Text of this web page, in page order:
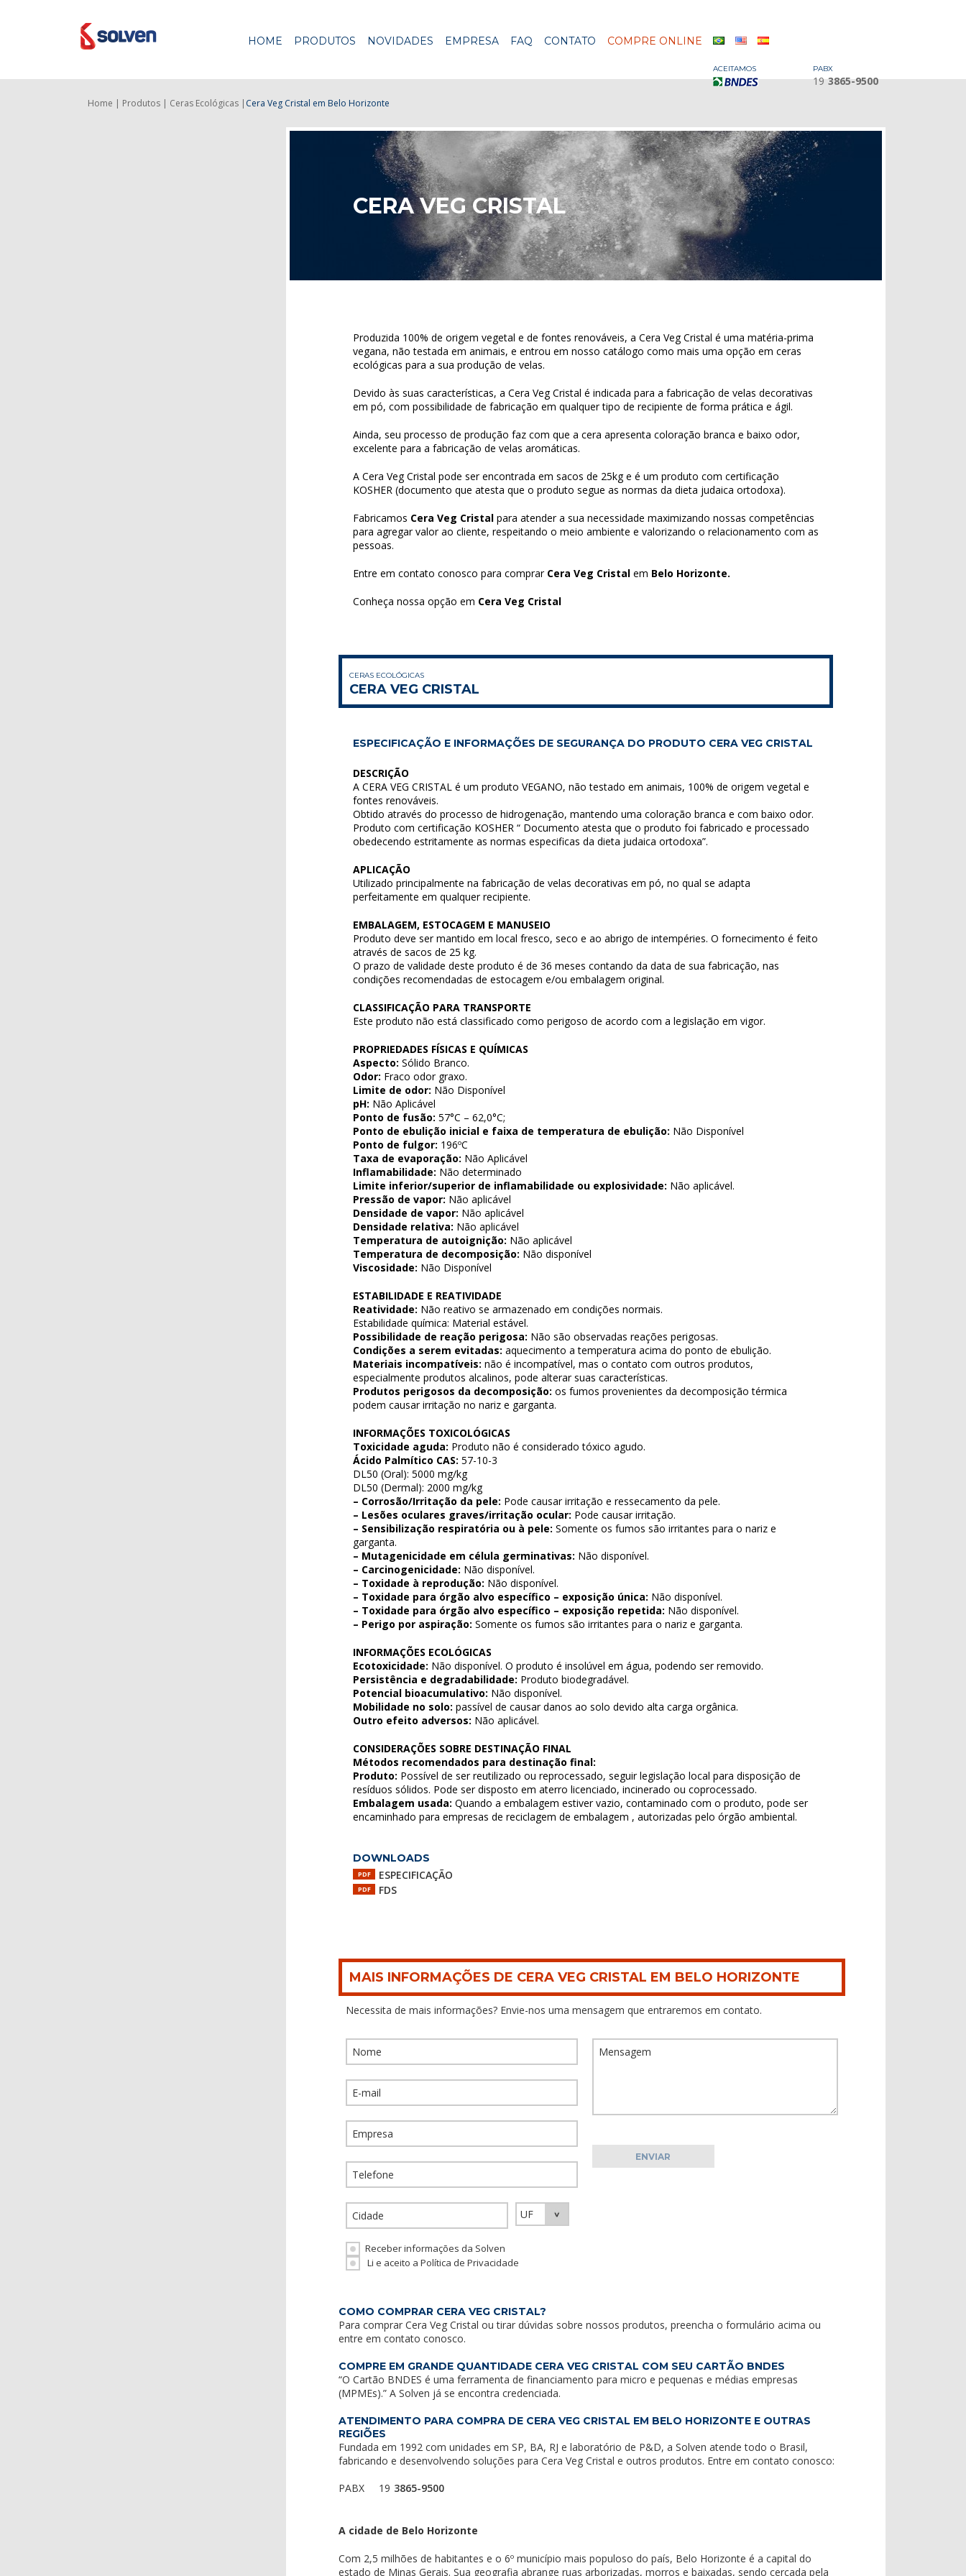
HOME PRODUTOS NOVIDADES EMPRESA FAQ CONTATO COMPRE ONLINE
ACEITAMOS PABX
19 3865-9500
Home | Produtos | Ceras Ecológicas | Cera Veg Cristal em Belo Horizonte
CERA VEG CRISTAL
Produzida 100% de origem vegetal e de fontes renováveis, a Cera Veg Cristal é uma matéria-prima
vegana, não testada em animais, e entrou em nosso catálogo como mais uma opção em ceras
ecológicas para a sua produção de velas.
Devido às suas características, a Cera Veg Cristal é indicada para a fabricação de velas decorativas
em pó, com possibilidade de fabricação em qualquer tipo de recipiente de forma prática e ágil.
Ainda, seu processo de produção faz com que a cera apresenta coloração branca e baixo odor,
excelente para a fabricação de velas aromáticas.
A Cera Veg Cristal pode ser encontrada em sacos de 25kg e é um produto com certificação
KOSHER (documento que atesta que o produto segue as normas da dieta judaica ortodoxa).
Fabricamos Cera Veg Cristal para atender a sua necessidade maximizando nossas competências
para agregar valor ao cliente, respeitando o meio ambiente e valorizando o relacionamento com as
pessoas.
Entre em contato conosco para comprar Cera Veg Cristal em Belo Horizonte.
Conheça nossa opção em Cera Veg Cristal
CERAS ECOLÓGICAS
CERA VEG CRISTAL
ESPECIFICAÇÃO E INFORMAÇÕES DE SEGURANÇA DO PRODUTO CERA VEG CRISTAL
DESCRIÇÃO
A CERA VEG CRISTAL é um produto VEGANO, não testado em animais, 100% de origem vegetal e
fontes renováveis.
Obtido através do processo de hidrogenação, mantendo uma coloração branca e com baixo odor.
Produto com certificação KOSHER “ Documento atesta que o produto foi fabricado e processado
obedecendo estritamente as normas especificas da dieta judaica ortodoxa”.
APLICAÇÃO
Utilizado principalmente na fabricação de velas decorativas em pó, no qual se adapta
perfeitamente em qualquer recipiente.
EMBALAGEM, ESTOCAGEM E MANUSEIO
Produto deve ser mantido em local fresco, seco e ao abrigo de intempéries. O fornecimento é feito
através de sacos de 25 kg.
O prazo de validade deste produto é de 36 meses contando da data de sua fabricação, nas
condições recomendadas de estocagem e/ou embalagem original.
CLASSIFICAÇÃO PARA TRANSPORTE
Este produto não está classificado como perigoso de acordo com a legislação em vigor.
PROPRIEDADES FÍSICAS E QUÍMICAS
Aspecto: Sólido Branco.
Odor: Fraco odor graxo.
Limite de odor: Não Disponível
pH: Não Aplicável
Ponto de fusão: 57°C – 62,0°C;
Ponto de ebulição inicial e faixa de temperatura de ebulição: Não Disponível
Ponto de fulgor: 196ºC
Taxa de evaporação: Não Aplicável
Inflamabilidade: Não determinado
Limite inferior/superior de inflamabilidade ou explosividade: Não aplicável.
Pressão de vapor: Não aplicável
Densidade de vapor: Não aplicável
Densidade relativa: Não aplicável
Temperatura de autoignição: Não aplicável
Temperatura de decomposição: Não disponível
Viscosidade: Não Disponível
ESTABILIDADE E REATIVIDADE
Reatividade: Não reativo se armazenado em condições normais.
Estabilidade química: Material estável.
Possibilidade de reação perigosa: Não são observadas reações perigosas.
Condições a serem evitadas: aquecimento a temperatura acima do ponto de ebulição.
Materiais incompatíveis: não é incompatível, mas o contato com outros produtos,
especialmente produtos alcalinos, pode alterar suas características.
Produtos perigosos da decomposição: os fumos provenientes da decomposição térmica
podem causar irritação no nariz e garganta.
INFORMAÇÕES TOXICOLÓGICAS
Toxicidade aguda: Produto não é considerado tóxico agudo.
Ácido Palmítico CAS: 57-10-3
DL50 (Oral): 5000 mg/kg
DL50 (Dermal): 2000 mg/kg
– Corrosão/Irritação da pele: Pode causar irritação e ressecamento da pele.
– Lesões oculares graves/irritação ocular: Pode causar irritação.
– Sensibilização respiratória ou à pele: Somente os fumos são irritantes para o nariz e
garganta.
– Mutagenicidade em célula germinativas: Não disponível.
– Carcinogenicidade: Não disponível.
– Toxidade à reprodução: Não disponível.
– Toxidade para órgão alvo específico – exposição única: Não disponível.
– Toxidade para órgão alvo específico – exposição repetida: Não disponível.
– Perigo por aspiração: Somente os fumos são irritantes para o nariz e garganta.
INFORMAÇÕES ECOLÓGICAS
Ecotoxicidade: Não disponível. O produto é insolúvel em água, podendo ser removido.
Persistência e degradabilidade: Produto biodegradável.
Potencial bioacumulativo: Não disponível.
Mobilidade no solo: passível de causar danos ao solo devido alta carga orgânica.
Outro efeito adversos: Não aplicável.
CONSIDERAÇÕES SOBRE DESTINAÇÃO FINAL
Métodos recomendados para destinação final:
Produto: Possível de ser reutilizado ou reprocessado, seguir legislação local para disposição de
resíduos sólidos. Pode ser disposto em aterro licenciado, incinerado ou coprocessado.
Embalagem usada: Quando a embalagem estiver vazio, contaminado com o produto, pode ser
encaminhado para empresas de reciclagem de embalagem , autorizadas pelo órgão ambiental.
DOWNLOADS
PDF ESPECIFICAÇÃO
PDF FDS
MAIS INFORMAÇÕES DE CERA VEG CRISTAL EM BELO HORIZONTE
Necessita de mais informações? Envie-nos uma mensagem que entraremos em contato.
Receber informações da Solven
Li e aceito a Política de Privacidade
COMO COMPRAR CERA VEG CRISTAL?
Para comprar Cera Veg Cristal ou tirar dúvidas sobre nossos produtos, preencha o formulário acima ou
entre em contato conosco.
COMPRE EM GRANDE QUANTIDADE CERA VEG CRISTAL COM SEU CARTÃO BNDES
“O Cartão BNDES é uma ferramenta de financiamento para micro e pequenas e médias empresas
(MPMEs).” A Solven já se encontra credenciada.
ATENDIMENTO PARA COMPRA DE CERA VEG CRISTAL EM BELO HORIZONTE E OUTRAS
REGIÕES
Fundada em 1992 com unidades em SP, BA, RJ e laboratório de P&D, a Solven atende todo o Brasil,
fabricando e desenvolvendo soluções para Cera Veg Cristal e outros produtos. Entre em contato conosco:
PABX
19 3865-9500
A cidade de Belo Horizonte
Com 2,5 milhões de habitantes e o 6º município mais populoso do país, Belo Horizonte é a capital do
estado de Minas Gerais. Sua geografia abrange ruas arborizadas, morros e baixadas, sendo cercada pela